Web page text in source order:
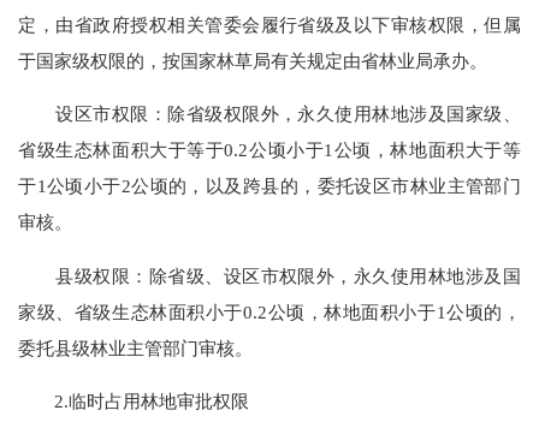
定，由省政府授权相关管委会履行省级及以下审核权限，但属
于国家级权限的，按国家林草局有关规定由省林业局承办。
设区市权限：除省级权限外，永久使用林地涉及国家级、
省级生态林面积大于等于0.2公顷小于1公顷，林地面积大于等
于1公顷小于2公顷的，以及跨县的，委托设区市林业主管部门
审核。
县级权限：除省级、设区市权限外，永久使用林地涉及国
家级、省级生态林面积小于0.2公顷，林地面积小于1公顷的，
委托县级林业主管部门审核。
2.临时占用林地审批权限